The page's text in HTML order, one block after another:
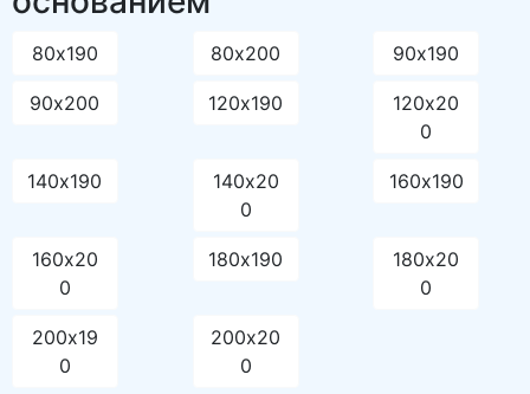
80х190 80х200 90х190
90х200 120х190
120х20
0
140х190
140х20
0
160х190
160х20
0
180х190
180х20
0
200х19
0
200х20
0